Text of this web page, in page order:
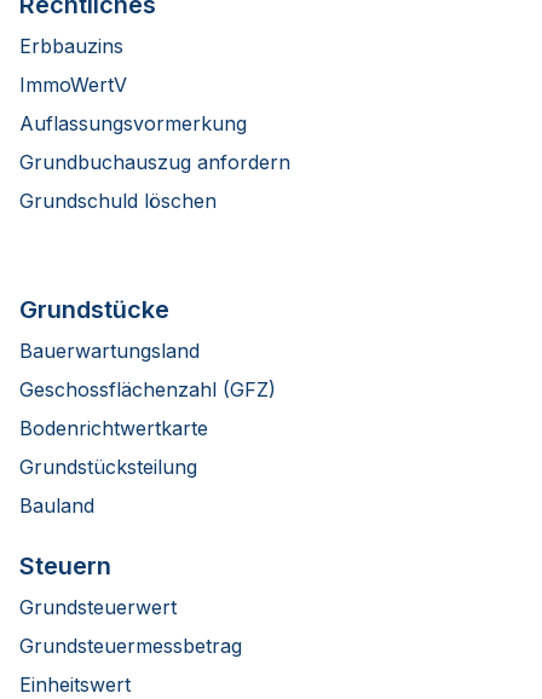
Erbbauzins
ImmoWertV
Auflassungsvormerkung
Grundbuchauszug anfordern
Grundschuld löschen
Grundstücke
Bauerwartungsland
Geschossflächenzahl (GFZ)
Bodenrichtwertkarte
Grundstücksteilung
Bauland
Steuern
Grundsteuerwert
Grundsteuermessbetrag
Einheitswert